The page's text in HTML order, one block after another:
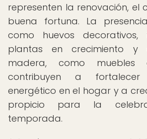
representen la renovación, el
buena fortuna. La
como huevos decorativos,
plantas en crecimiento y
madera, como muebles
contribuyen a
energético en el hogar y a
propicio para la
temporada.